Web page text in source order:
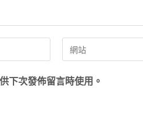
下次發佈留言時使用。